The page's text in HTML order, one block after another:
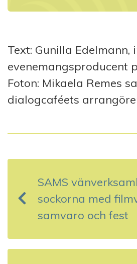
Text: Gunilla
evenemangsproducent
Foton: Mikaela Remes
dialogcaféets
n
g
SAMS
sockorna med
samvaro och fest